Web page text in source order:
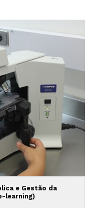
e Gestão da
learning)